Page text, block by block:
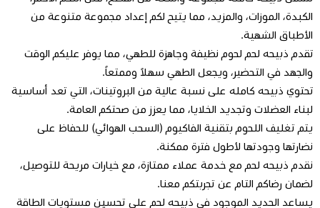
الكبدة، الموزات، والمزيد، مما يتيح لكم إعداد مجموعة متنوعة من
الأطباق الشهية.
تقدم ذبيحه لحم لحوم نظيفة وجاهزة للطهي، مما يوفر عليكم الوقت
والجهد في التحضير، ويجعل الطهي سهلاً وممتعاً.
تحتوي ذبيحه كامله على نسبة عالية من البروتينات، التي تعد أساسية
لبناء العضلات وتجديد الخلايا، مما يعزز من صحتكم العامة.
يتم تغليف اللحوم بتقنية الفاكيوم (السحب الهوائي) للحفاظ على
نضارتها وجودتها لأطول فترة ممكنة.
نقدم ذبيحه لحم مع خدمة عملاء ممتازة، مع خيارات مريحة للتوصيل،
لضمان رضاكم التام عن تجربتكم معنا.
يساعد الحديد الموجود في ذبيحه لحم على تحسين مستويات الطاقة